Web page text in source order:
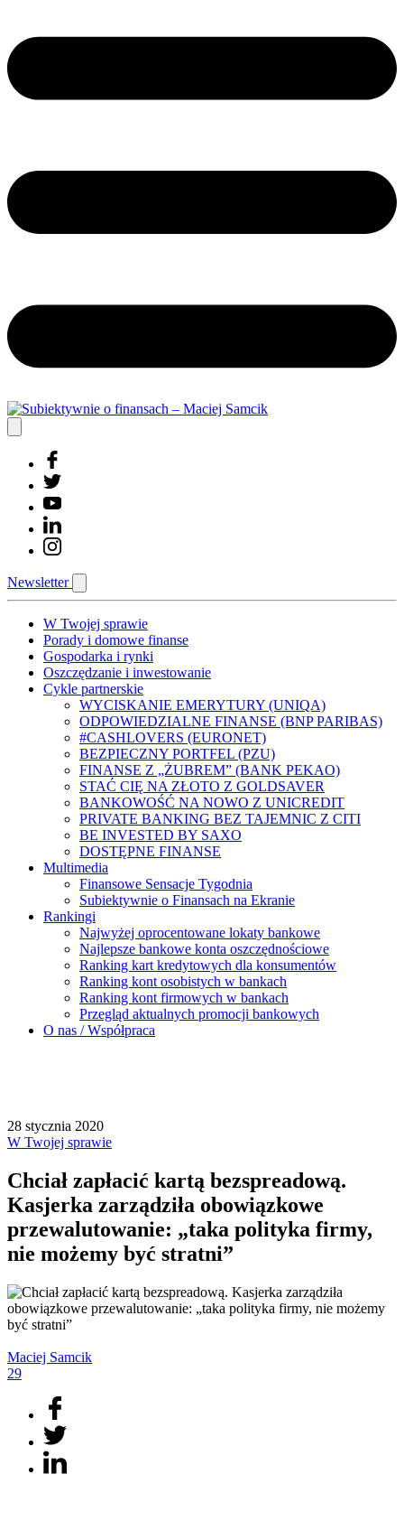
Newsletter
W Twojej sprawie
Porady i domowe finanse
Gospodarka i rynki
Oszczędzanie i inwestowanie
Cykle partnerskie
WYCISKANIE EMERYTURY (UNIQA)
ODPOWIEDZIALNE FINANSE (BNP PARIBAS)
#CASHLOVERS (EURONET)
BEZPIECZNY PORTFEL (PZU)
FINANSE Z „ŻUBREM” (BANK PEKAO)
STAĆ CIĘ NA ZŁOTO Z GOLDSAVER
BANKOWOŚĆ NA NOWO Z UNICREDIT
PRIVATE BANKING BEZ TAJEMNIC Z CITI
BE INVESTED BY SAXO
DOSTĘPNE FINANSE
Multimedia
Finansowe Sensacje Tygodnia
Subiektywnie o Finansach na Ekranie
Rankingi
Najwyżej oprocentowane lokaty bankowe
Najlepsze bankowe konta oszczędnościowe
Ranking kart kredytowych dla konsumentów
Ranking kont osobistych w bankach
Ranking kont firmowych w bankach
Przegląd aktualnych promocji bankowych
O nas / Współpraca
28 stycznia 2020
W Twojej sprawie
Chciał zapłacić kartą bezspreadową.
Kasjerka zarządziła obowiązkowe
przewalutowanie: „taka polityka firmy,
nie możemy być stratni”
Maciej Samcik
29